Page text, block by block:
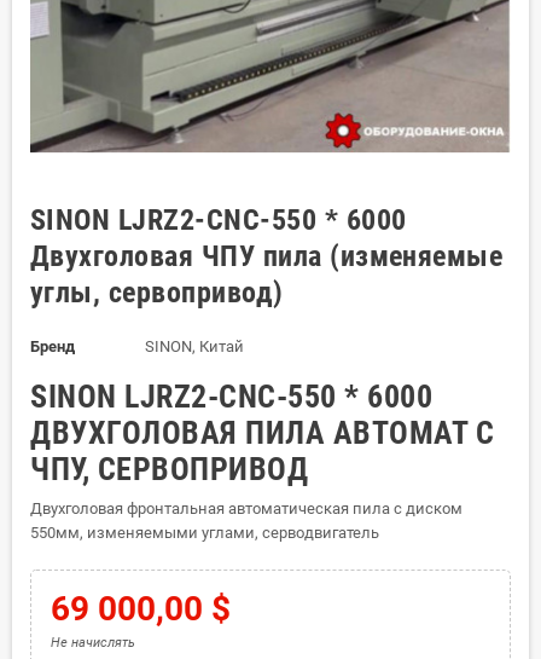
SINON LJRZ2-CNC-550 * 6000
Двухголовая ЧПУ пила (изменяемые
углы, сервопривод)
Бренд SINON, Китай
SINON LJRZ2-CNC-550 * 6000
ДВУХГОЛОВАЯ ПИЛА АВТОМАТ С
ЧПУ, СЕРВОПРИВОД
Двухголовая фронтальная автоматическая пила с диском
550мм, изменяемыми углами, серводвигатель
69 000,00 $
Не начислять